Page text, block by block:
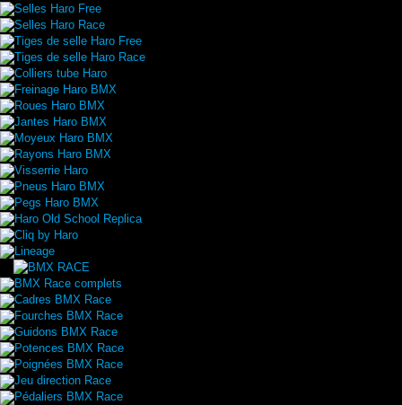
Selles Haro Free
Selles Haro Race
Tiges de selle Haro Free
Tiges de selle Haro Race
Colliers tube Haro
Freinage Haro BMX
Roues Haro BMX
Jantes Haro BMX
Moyeux Haro BMX
Rayons Haro BMX
Visserrie Haro
Pneus Haro BMX
Pegs Haro BMX
Haro Old School Replica
Cliq by Haro
Lineage
BMX Race complets
Cadres BMX Race
Fourches BMX Race
Guidons BMX Race
Potences BMX Race
Poignées BMX Race
Jeu direction Race
Pédaliers BMX Race